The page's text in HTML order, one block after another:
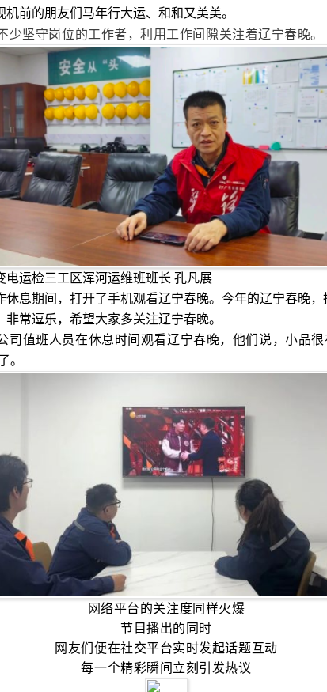
前的朋友们马年行大运、和和又美美。
少坚守岗位的工作者，利用工作间隙关注着辽宁春晚。
电运检三工区浑河运维班班长 孔凡展
休息期间，打开了手机观看辽宁春晚。今年的辽宁春晚，
常逗乐，希望大家多关注辽宁春晚。
司值班人员在休息时间观看辽宁春晚，他们说，小品
。
网络平台的关注度同样火爆
节目播出的同时
网友们便在社交平台实时发起话题互动
每一个精彩瞬间立刻引发热议